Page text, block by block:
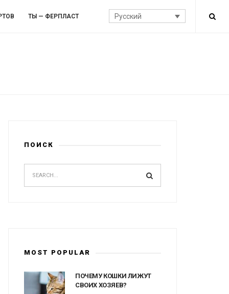
Русский
ТЫ — ФЕРПЛАСТ
ПОИСК
MOST POPULAR
ПОЧЕМУ КОШКИ ЛИЖУТ
СВОИХ ХОЗЯЕВ?